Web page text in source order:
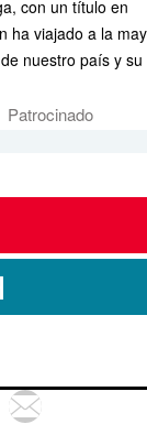
con un título en
ha viajado a la
nuestro país y
Patrocinado